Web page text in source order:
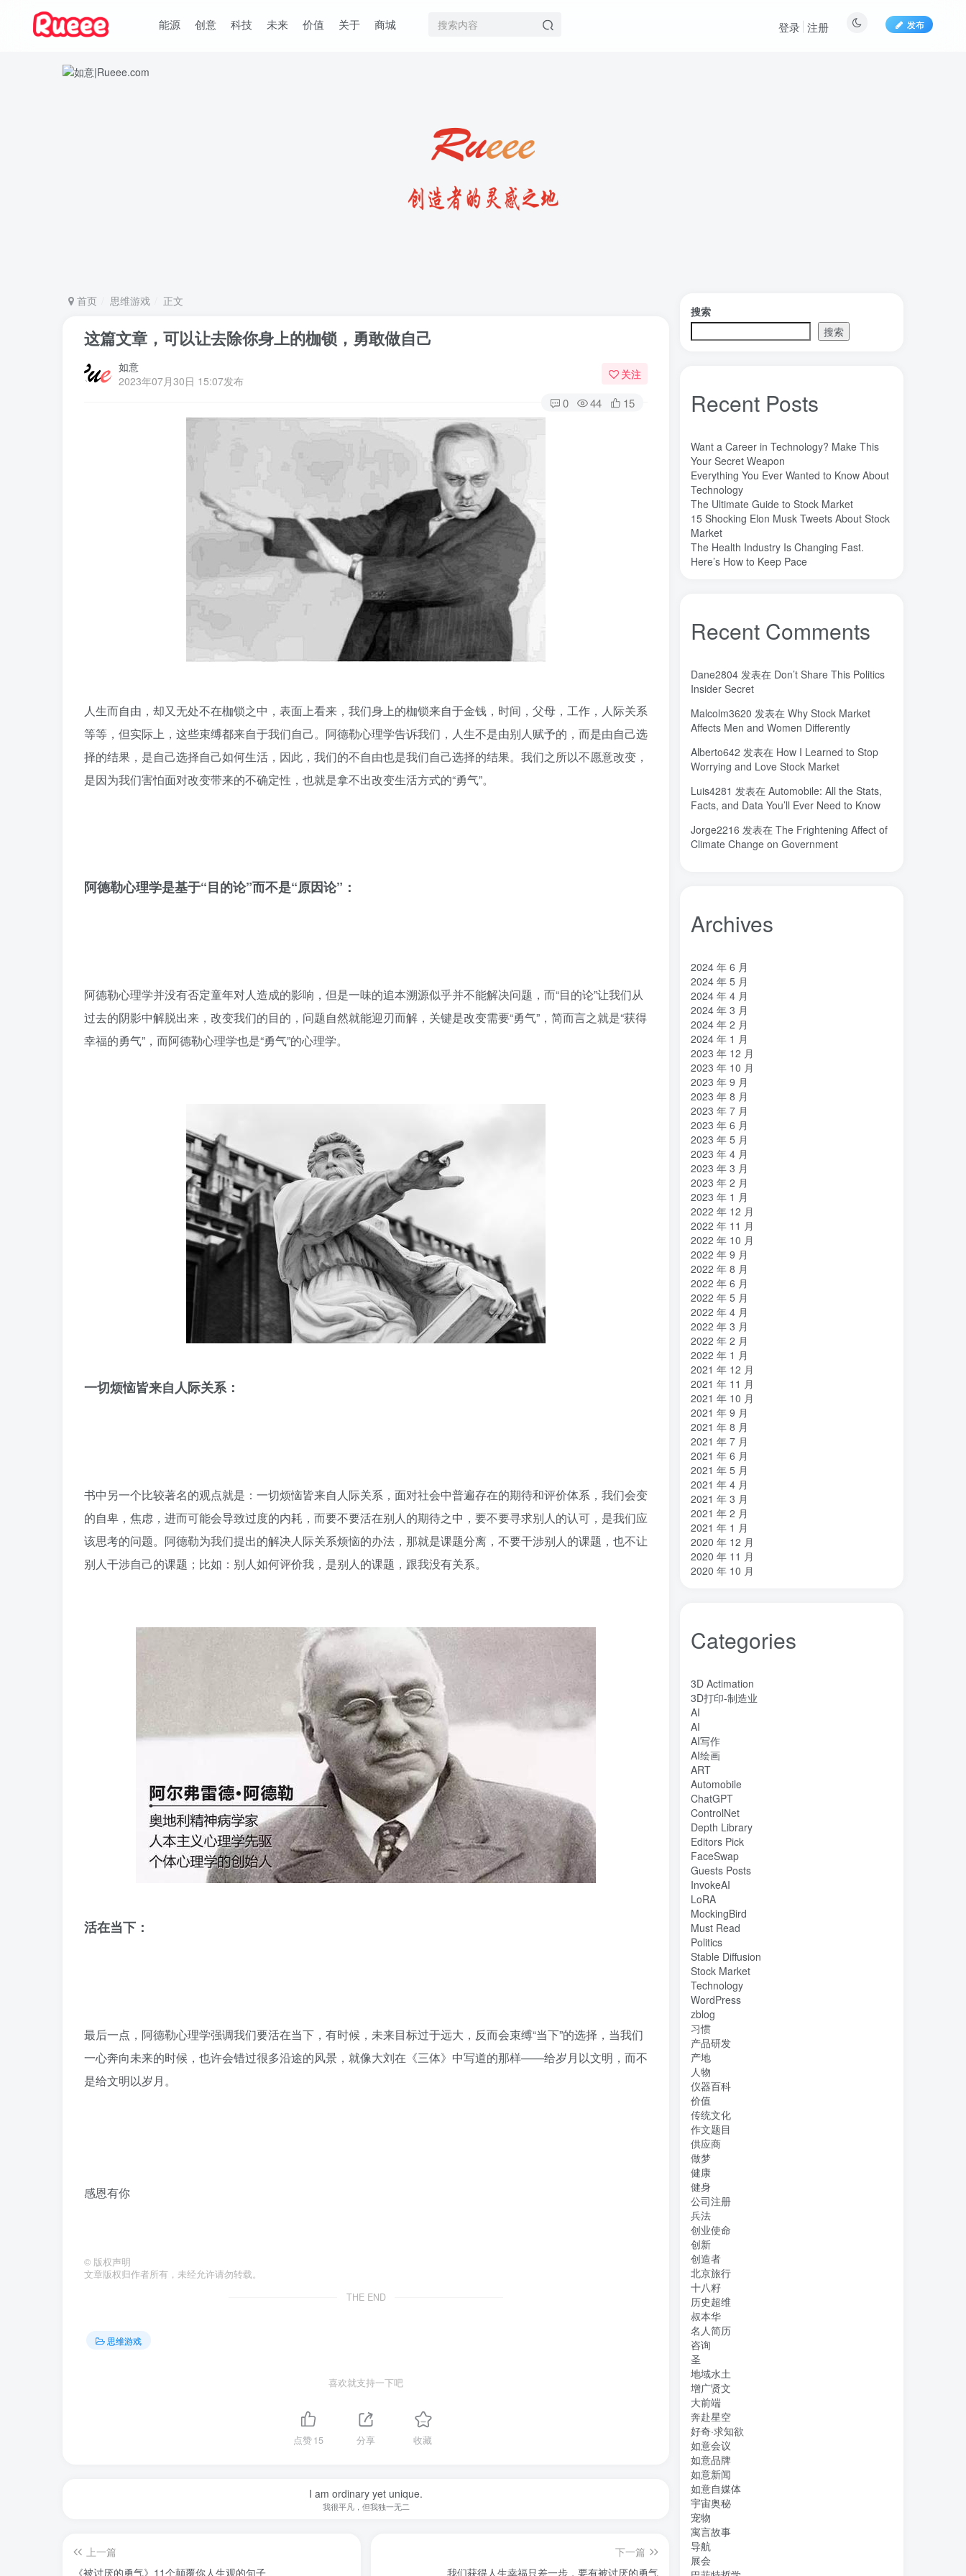
能源 创意 科技 未来 价值 关于 商城 发布
登录 注册
首页 思维游戏 正文
这篇文章，可以让去除你身上的枷锁，勇敢做自己
如意
2023年07月30日 15:07发布
关注
0 44 15
人生而自由，却又无处不在枷锁之中，表面上看来，我们身上的枷锁来自于金钱，时间，父母，工作，人际关系
等等，但实际上，这些束缚都来自于我们自己。阿德勒心理学告诉我们，人生不是由别人赋予的，而是由自己选
择的结果，是自己选择自己如何生活，因此，我们的不自由也是我们自己选择的结果。我们之所以不愿意改变，
是因为我们害怕面对改变带来的不确定性，也就是拿不出改变生活方式的“勇气”。
阿德勒心理学是基于“目的论”而不是“原因论”：
阿德勒心理学并没有否定童年对人造成的影响，但是一味的追本溯源似乎并不能解决问题，而“目的论”让我们从
过去的阴影中解脱出来，改变我们的目的，问题自然就能迎刃而解，关键是改变需要“勇气”，简而言之就是“获得
幸福的勇气”，而阿德勒心理学也是“勇气”的心理学。
一切烦恼皆来自人际关系：
书中另一个比较著名的观点就是：一切烦恼皆来自人际关系，面对社会中普遍存在的期待和评价体系，我们会变
的自卑，焦虑，进而可能会导致过度的内耗，而要不要活在别人的期待之中，要不要寻求别人的认可，是我们应
该思考的问题。阿德勒为我们提出的解决人际关系烦恼的办法，那就是课题分离，不要干涉别人的课题，也不让
别人干涉自己的课题；比如：别人如何评价我，是别人的课题，跟我没有关系。
活在当下：
最后一点，阿德勒心理学强调我们要活在当下，有时候，未来目标过于远大，反而会束缚“当下”的选择，当我们
一心奔向未来的时候，也许会错过很多沿途的风景，就像大刘在《三体》中写道的那样——给岁月以文明，而不
是给文明以岁月。
感恩有你
© 版权声明
文章版权归作者所有，未经允许请勿转载。
THE END
思维游戏
喜欢就支持一下吧
点赞15 分享 收藏
I am ordinary yet unique.
我很平凡，但我独一无二
上一篇
《被讨厌的勇气》11个颠覆你人生观的句子
下一篇
我们获得人生幸福只差一步，要有被讨厌的勇气
活在当下：
标签云
魔法(1) 高熵合金(3) 雷军 (3) 陶瓷
长期主义 (3)
销售(0) 量子金属态(0) 追梦少年(1)
达芬奇(1) 超分辨显微成像
网盘(0) 经济类(0) 纪录片(1)
秘密 碳离子治疗系统(1) 研究方向
石墨烯储能(1)
真空系统(1) 目标(1) 焦耳加热 (4)
潍坊(1) 流动性(1)
汽车电子开发和测试(1) 梦想家(1)
杜瓦(2) 曲速引擎 (1) 星空物语(1)
星河皓月 (1) 拉曼(1) 尚德机构(0)
宝塔(2) 学术会议(0) 大国崛起(1)
城市(2) 固态电解质(18) 固定翼(1)
命运(2) 吸引力法则(1) 君临(1)
关键帧 (6) 全屏滚动
亿万富翁(2)
下载 (1) VAT
stable diffusion
GPT-4(1)
搜索
搜索
Recent Posts
Want a Career in Technology? Make This
Your Secret Weapon
Everything You Ever Wanted to Know About
Technology
The Ultimate Guide to Stock Market
15 Shocking Elon Musk Tweets About Stock
Market
The Health Industry Is Changing Fast.
Here’s How to Keep Pace
Recent Comments
Dane2804 发表在 Don’t Share This Politics
Insider Secret
Malcolm3620 发表在 Why Stock Market
Affects Men and Women Differently
Alberto642 发表在 How I Learned to Stop
Worrying and Love Stock Market
Luis4281 发表在 Automobile: All the Stats,
Facts, and Data You’ll Ever Need to Know
Jorge2216 发表在 The Frightening Affect of
Climate Change on Government
Archives
2024 年 6 月
2024 年 5 月
2024 年 4 月
2024 年 3 月
2024 年 2 月
2024 年 1 月
2023 年 12 月
2023 年 10 月
2023 年 9 月
2023 年 8 月
2023 年 7 月
2023 年 6 月
2023 年 5 月
2023 年 4 月
2023 年 3 月
2023 年 2 月
2023 年 1 月
2022 年 12 月
2022 年 11 月
2022 年 10 月
2022 年 9 月
2022 年 8 月
2022 年 6 月
2022 年 5 月
2022 年 4 月
2022 年 3 月
2022 年 2 月
2022 年 1 月
2021 年 12 月
2021 年 11 月
2021 年 10 月
2021 年 9 月
2021 年 8 月
2021 年 7 月
2021 年 6 月
2021 年 5 月
2021 年 4 月
2021 年 3 月
2021 年 2 月
2021 年 1 月
2020 年 12 月
2020 年 11 月
2020 年 10 月
Categories
3D Actimation
3D打印-制造业
AI
AI
AI写作
AI绘画
ART
Automobile
ChatGPT
ControlNet
Depth Library
Editors Pick
FaceSwap
Guests Posts
InvokeAI
LoRA
MockingBird
Must Read
Politics
Stable Diffusion
Stock Market
Technology
WordPress
zblog
习惯
产品研发
产地
人物
仪器百科
价值
传统文化
作文题目
供应商
做梦
健康
健身
公司注册
兵法
创业使命
创新
创造者
北京旅行
十八籽
历史超维
叔本华
名人简历
咨询
圣
地域水土
增广贤文
大前端
奔赴星空
好奇·求知欲
如意会议
如意品牌
如意新闻
如意自媒体
宇宙奥秘
宠物
寓言故事
导航
展会